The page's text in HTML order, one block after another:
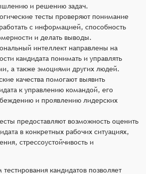
и решению задач.
тесты проверяют понимание
с информацией, способность
и делать выводы.
интеллект направлены на
кандидата понимать и управлять
а также эмоциями других людей.
качества помогают выявить
к управлению командой, его
и проявлению лидерских
предоставляют возможность оценить
в конкретных рабочих ситуациях,
стрессоустойчивость и
кандидатов позволяет